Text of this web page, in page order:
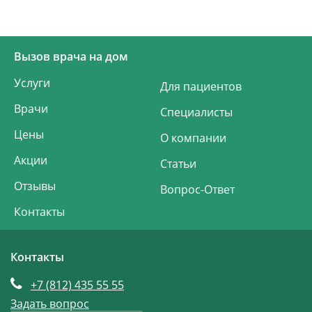
Вызов врача на дом
Услуги
Врачи
Цены
Акции
Отзывы
Контакты
Для пациентов
Специалисты
О компании
Статьи
Вопрос-Ответ
Контакты
+7 (812) 435 55 55
Задать вопрос